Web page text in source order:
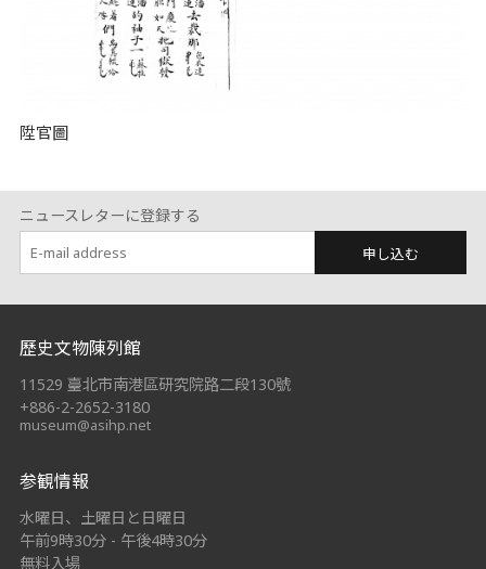
陞官圖
ニュースレターに登録する
申し込む
:::
歷史文物陳列館
11529 臺北市南港區研究院路二段130號
+886-2-2652-3180
museum@asihp.net
参観情報
水曜日、土曜日と日曜日
午前9時30分 - 午後4時30分
無料入場